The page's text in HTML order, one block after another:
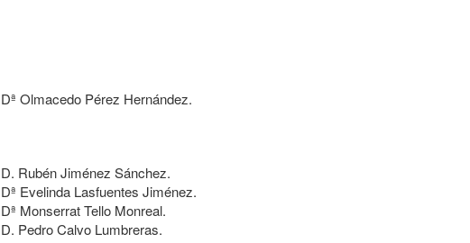
Dª Olmacedo Pérez Hernández.
D. Rubén Jiménez Sánchez.
Dª Evelinda Lasfuentes Jiménez.
Dª Monserrat Tello Monreal.
D. Pedro Calvo Lumbreras.